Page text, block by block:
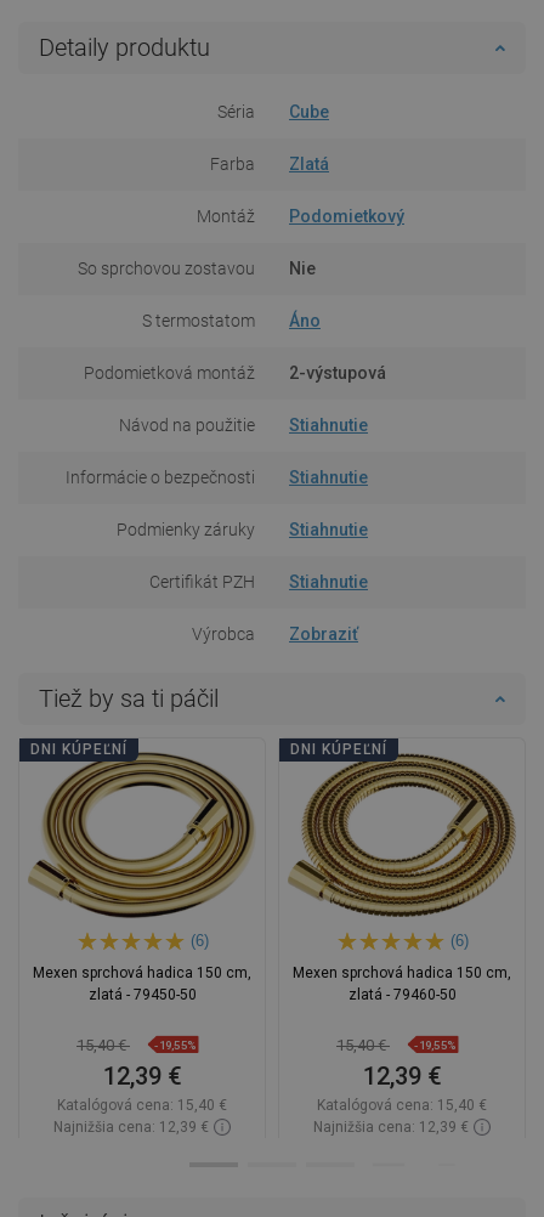
Detaily produktu
Séria Cube
Farba Zlatá
Montáž Podomietkový
So sprchovou zostavou Nie
S termostatom Áno
Podomietková montáž 2-výstupová
Návod na použitie Stiahnutie
Informácie o bezpečnosti Stiahnutie
Podmienky záruky Stiahnutie
Certifikát PZH Stiahnutie
Výrobca Zobraziť
Tiež by sa ti páčil
DNI KÚPEĽNÍ
(6)
Mexen sprchová hadica 150 cm,
zlatá - 79450-50
15,40 € -19,55%
12,39 €
Katalógová cena: 15,40 €
Najnižšia cena: 12,39 €
DNI KÚPEĽNÍ
(6)
Mexen sprchová hadica 150 cm,
zlatá - 79460-50
15,40 € -19,55%
12,39 €
Katalógová cena: 15,40 €
Najnižšia cena: 12,39 €